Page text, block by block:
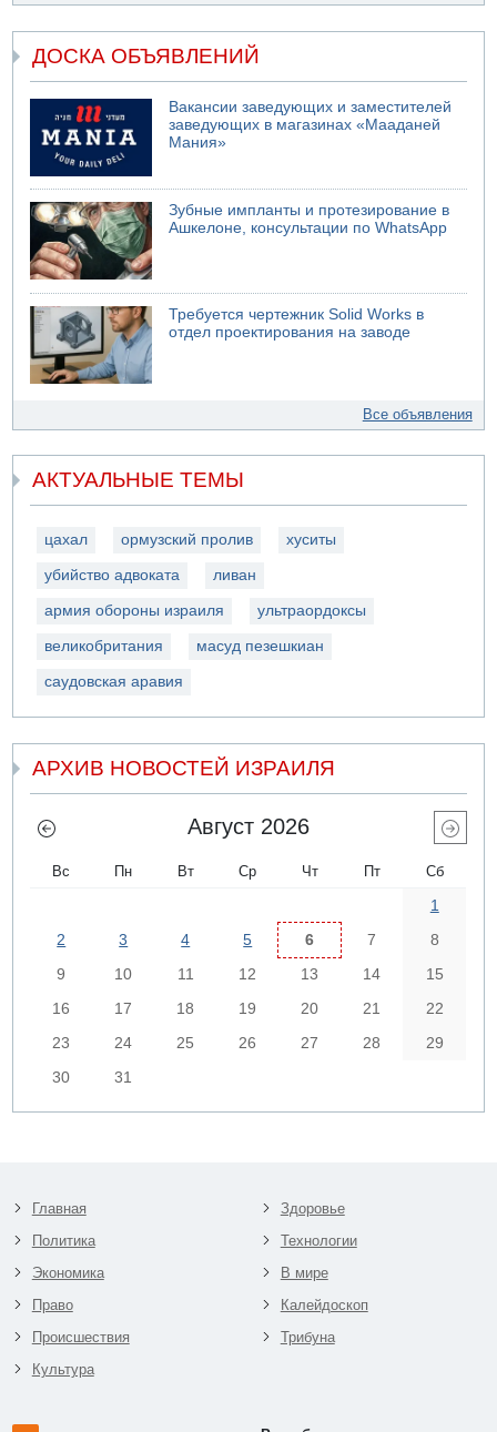
ДОСКА ОБЪЯВЛЕНИЙ
Вакансии заведующих и заместителей
заведующих в магазинах «Мааданей
Мания»
Зубные импланты и протезирование в
Ашкелоне, консультации по WhatsApp
Требуется чертежник Solid Works в
отдел проектирования на заводе
Все объявления
АКТУАЛЬНЫЕ ТЕМЫ
цахал ормузский пролив хуситы
убийство адвоката ливан
армия обороны израиля ультраордоксы
великобритания масуд пезешкиан
саудовская аравия
АРХИВ НОВОСТЕЙ ИЗРАИЛЯ
Август 2026
Вс Пн Вт Ср Чт Пт Сб
1
2
3 4 5 6 7
8
9
10 11 12 13 14
15
16
17 18 19 20 21
22
23
24 25 26 27 28
29
30
31
Главная
Политика
Экономика
Право
Происшествия
Культура
Здоровье
Технологии
В мире
Калейдоскоп
Трибуна